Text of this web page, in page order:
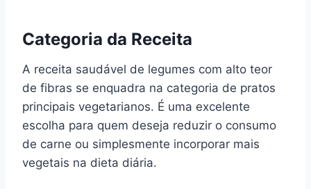
Categoria da Receita
A receita saudável de legumes com alto teor
de fibras se enquadra na categoria de pratos
principais vegetarianos. É uma excelente
escolha para quem deseja reduzir o consumo
de carne ou simplesmente incorporar mais
vegetais na dieta diária.